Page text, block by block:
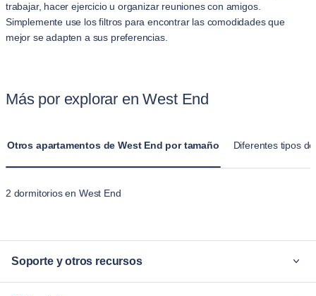
trabajar, hacer ejercicio u organizar reuniones con amigos.
Simplemente use los filtros para encontrar las comodidades que
mejor se adapten a sus preferencias.
Más por explorar en West End
Otros apartamentos de West End por tamaño Diferentes tipos
2 dormitorios en West End
Soporte y otros recursos